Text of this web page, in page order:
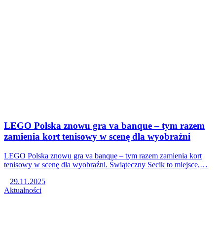
LEGO Polska znowu gra va banque – tym razem
zamienia kort tenisowy w scenę dla wyobraźni
LEGO Polska znowu gra va banque – tym razem zamienia kort
tenisowy w scenę dla wyobraźni. Świąteczny Secik to miejsce,…
29.11.2025
Aktualności